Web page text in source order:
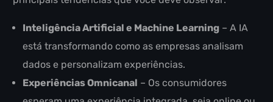
Inteligência Artificial e Machine Learning – A IA
está transformando como as empresas analisam
dados e personalizam experiências.
Experiências Omnicanal – Os consumidores